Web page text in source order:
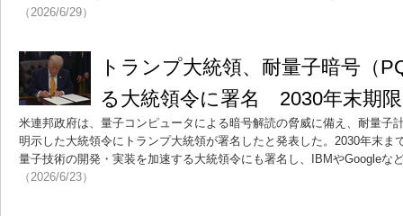
（2026/6/29）
トランプ大統領、耐量子暗号（
る大統領令に署名 2030年末期限
米連邦政府は、量子コンピュータによる暗号解読の脅威に備え、耐量子
明示した大統領令にトランプ大統領が署名したと発表した。2030年末ま
量子技術の開発・実装を加速する大統領令にも署名し、IBMやGoogleな
（2026/6/23）